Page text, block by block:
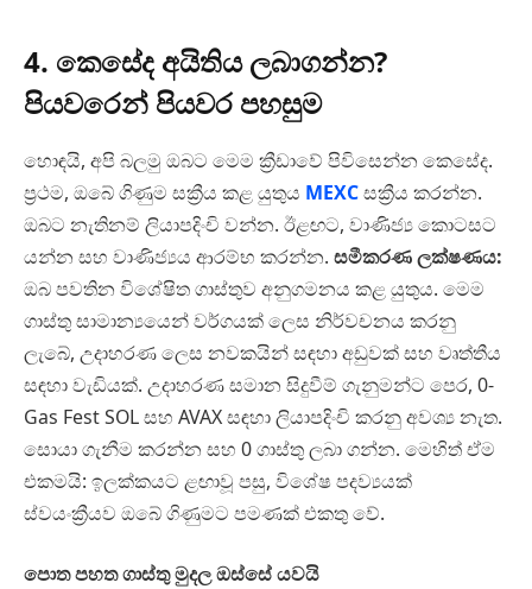
4. කෙසේද අයිතිය ලබාගන්න?
පියවරෙන් පියවර පහසුම
හොඳයි, අපි බලමු ඔබට මෙම ක්‍රීඩාවේ පිවිසෙන්න කෙසේද.
ප්‍රථම, ඔබේ ගිණුම සක්‍රීය කළ යුතුය MEXCසක්‍රීය කරන්න.
ඔබට නැතිනම් ලියාපදිංචි වන්න. ඊළඟට, වාණිජ්‍ය කොටසට
යන්න සහ වාණිජ්‍යය ආරම්භ කරන්න. සමීකරණ ලක්ෂණය:
ඔබ පවතින විශේෂිත ගාස්තුව අනුගමනය කළ යුතුය. මෙම
ගාස්තු සාමාන්‍යයෙන් වර්ගයක් ලෙස නිර්වචනය කරනු
ලැබේ, උදාහරණ ලෙස නවකයින් සඳහා අඩුවක් සහ වෘත්තීය
සඳහා වැඩියක්. උදාහරණ සමාන සිදුවීම් ගැනුමන්ට පෙර, 0-
Gas Fest SOL සහ AVAX සඳහා ලියාපදිංචි කරනු අවශ්‍ය නැත.
සොයා ගැනීම කරන්න සහ 0 ගාස්තු ලබා ගන්න. මෙහිත් ඒම
එකමයි: ඉලක්කයට ළඟාවූ පසු, විශේෂ පදව්‍යයක්
ස්වයංක්‍රීයව ඔබේ ගිණුමට පමණක් එකතු වේ.
පොත පහත ගාස්තු මුදල ඔස්සේ යවයි